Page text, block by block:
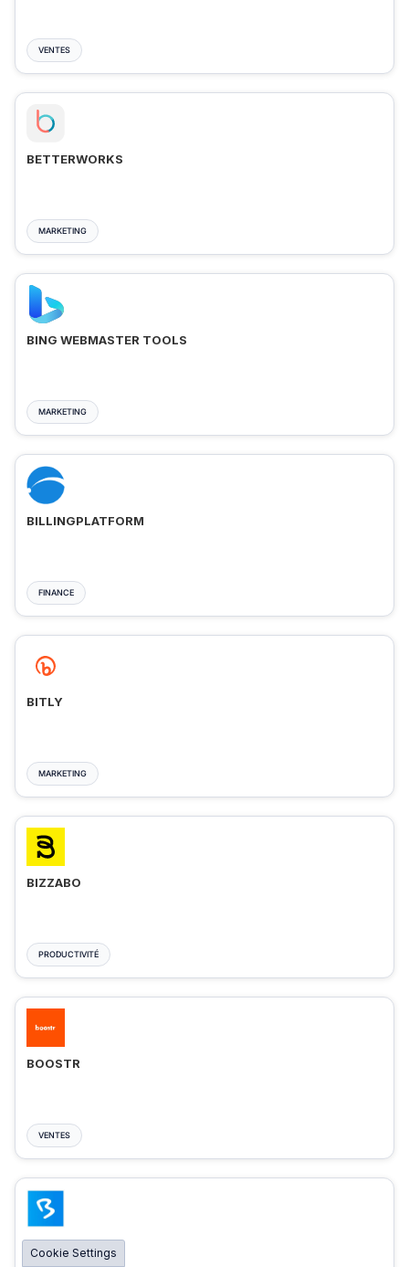
VENTES
BETTERWORKS
MARKETING
BING WEBMASTER TOOLS
MARKETING
BILLINGPLATFORM
FINANCE
BITLY
MARKETING
BIZZABO
PRODUCTIVITÉ
BOOSTR
VENTES
BIGMARKER
Cookie Settings